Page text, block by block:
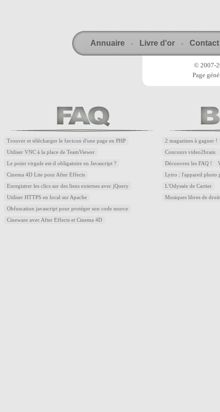
Annuaire - Livre d'or - Contact
© 2007-
Page
Trouver et télécharger le favicon d'une page en PHP
Utiliser VNC à la place de TeamViewer
Le point virgule est-il obligatoire en Javascript ?
Cinema 4D Lite pour After Effects
Enregistrer les clics sur des liens externes avec jQuery
Utiliser HTTPS en local sur Apache
Obfuscation javascript pour protéger son code source
Cineware avec After Effects et Cinema 4D
2 magazines à gagner !
Concours video2brain
Découvrez les FAQ !
Lytro : l'appareil photo
L'Odyssée de Cartier
Musiques libres de